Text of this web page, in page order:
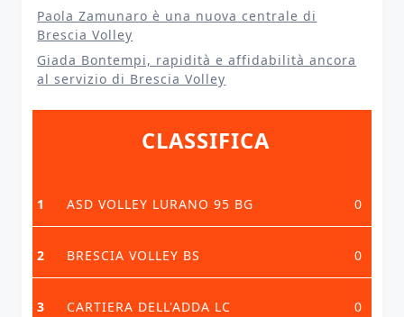
Paola Zamunaro è una nuova centrale di
Brescia Volley
Giada Bontempi, rapidità e affidabilità ancora
al servizio di Brescia Volley
CLASSIFICA
1 ASD VOLLEY LURANO 95 BG 0
2 BRESCIA VOLLEY BS 0
3 CARTIERA DELL'ADDA LC 0